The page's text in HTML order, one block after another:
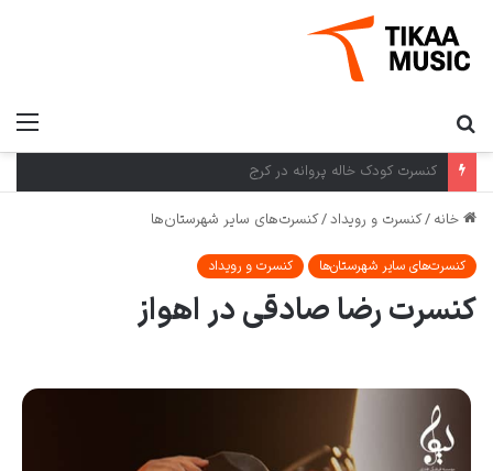
کنسرت کرمان گروه بومی در کرمان
خانه /کنسرت و رویداد/کنسرت‌های سایر شهرستان‌ها
کنسرت‌های سایر شهرستان‌ها کنسرت و رویداد
کنسرت رضا صادقی در اهواز